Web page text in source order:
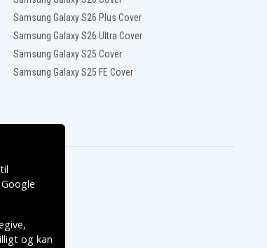
Samsung Galaxy S26 Plus Cover
Samsung Galaxy S26 Ultra Cover
Samsung Galaxy S25 Cover
Samsung Galaxy S25 FE Cover
Google
og kan